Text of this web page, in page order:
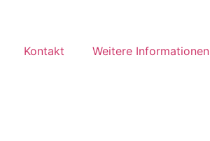
Kontakt Weitere Informationen